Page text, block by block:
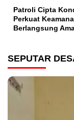
Patroli Cipta
Perkuat
Berlangsung
SEPUTAR